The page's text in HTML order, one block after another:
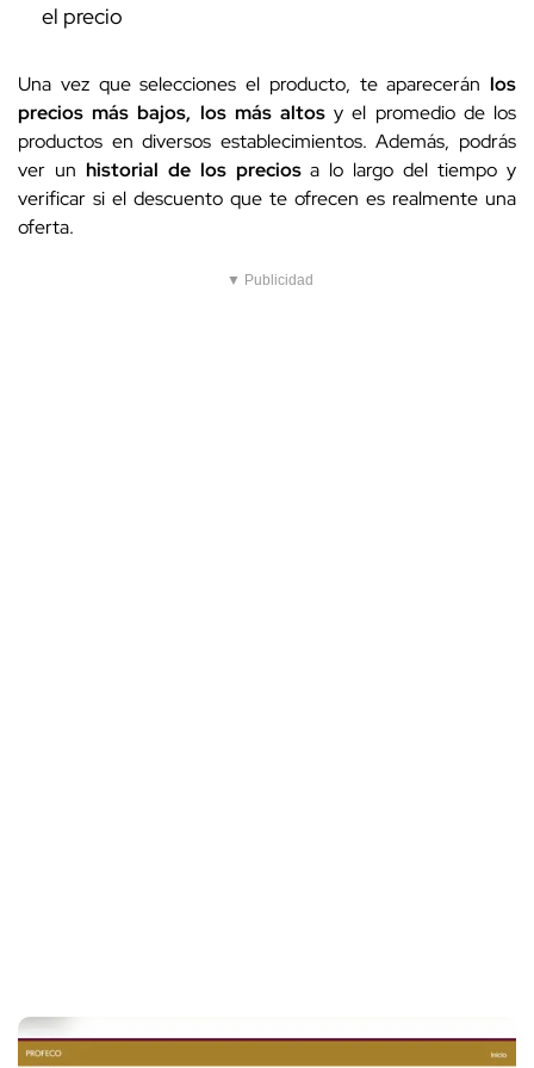
el precio
Una vez que selecciones el producto, te aparecerán los
precios más bajos, los más altosy el promedio de los
productos en diversos establecimientos. Además, podrás
ver un historial de los preciosa lo largo del tiempo y
verificar si el descuento que te ofrecen es realmente una
oferta.
▼ Publicidad